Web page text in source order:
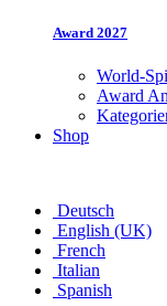
Award 2027
World-
Award
Shop
Deutsch
English (UK)
French
Italian
Spanish